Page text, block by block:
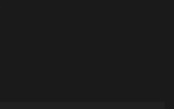
RSS feed